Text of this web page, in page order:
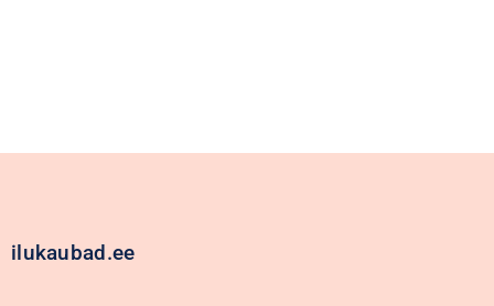
ilukaubad.ee